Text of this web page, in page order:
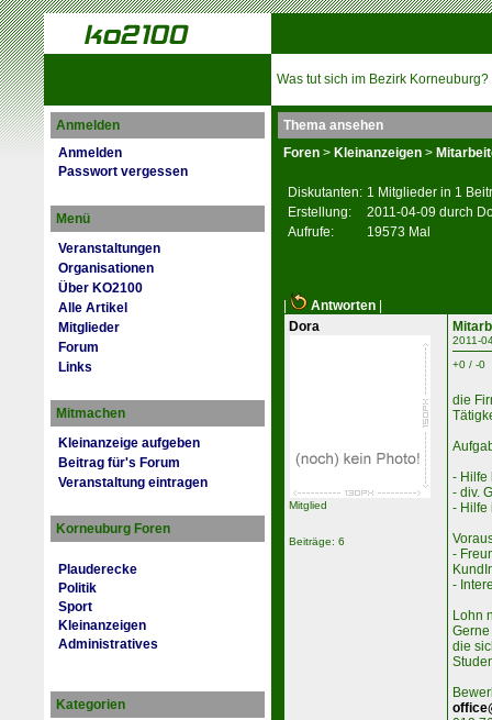
Was tut sich im Bezirk Korneuburg?
Anmelden
Anmelden
Passwort vergessen
Menü
Veranstaltungen
Organisationen
Über KO2100
Alle Artikel
Mitglieder
Forum
Links
Mitmachen
Kleinanzeige aufgeben
Beitrag für's Forum
Veranstaltung eintragen
Korneuburg Foren
Plauderecke
Politik
Sport
Kleinanzeigen
Administratives
Kategorien
Thema ansehen
Foren > Kleinanzeigen >
Diskutanten: 1 Mitglieder in 1
Erstellung:
2011-04-09 durch
Aufrufe:
19573 Mal
Antworten
Dora
Mitglied
Beiträge: 6
2011-
+0 / -0
die
- Hilfe
- div.
- Hilfe
-
-
Lohn
die